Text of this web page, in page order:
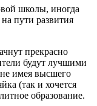
школы, иногда
пути развития
прекрасно
будут лучшими
имея высшего
(так и хочется
образование.